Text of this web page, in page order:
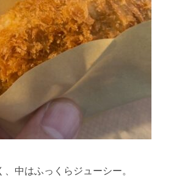
中はふっくらジューシー。